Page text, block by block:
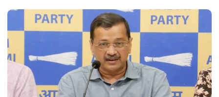
करवाईं और अब वह कुत्ते की तरह दिखने, चलने और रहने की कोशिश
करता है.